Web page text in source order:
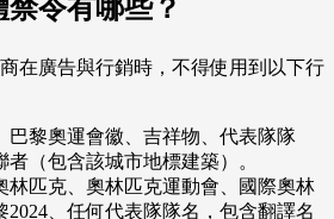
令有哪些？
在廣告與行銷時，不得使用到以下行
巴黎奧運會徽、吉祥物、代表隊隊
（包含該城市地標建築）。
林匹克、奧林匹克運動會、國際奧林
2024、任何代表隊隊名，包含翻譯名